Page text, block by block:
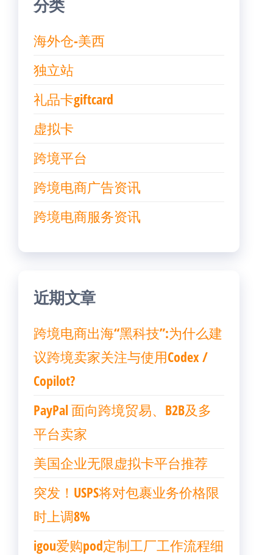
分类
海外仓-美西
独立站
礼品卡giftcard
虚拟卡
跨境平台
跨境电商广告资讯
跨境电商服务资讯
近期文章
跨境电商出海“黑科技”:为什么建
议跨境卖家关注与使用Codex /
Copilot?
PayPal 面向跨境贸易、B2B及多
平台卖家
美国企业无限虚拟卡平台推荐
突发！USPS将对包裹业务价格限
时上调8%
igou爱购pod定制工厂工作流程细